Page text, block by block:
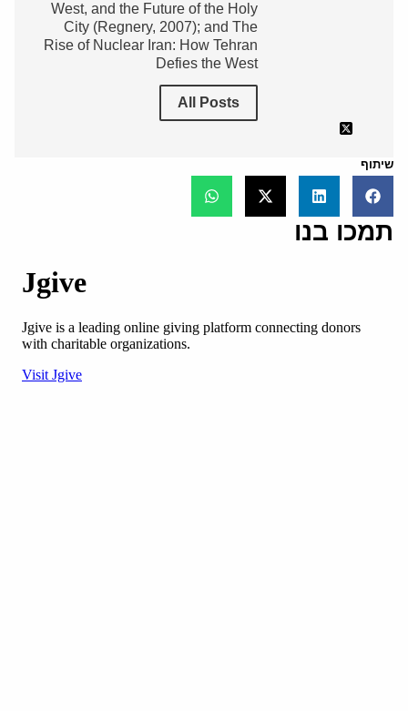
West, and the Future of the Holy
City (Regnery, 2007); and The
Rise of Nuclear Iran: How Tehran
Defies the West
All Posts
שיתוף
תמכו בנו